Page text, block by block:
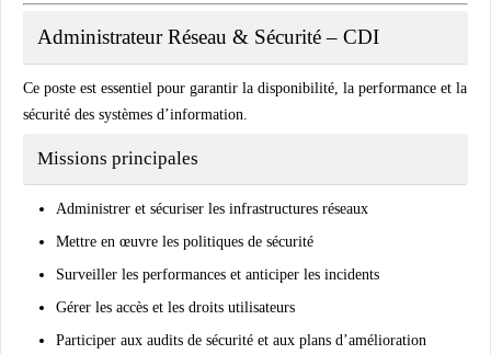
Administrateur Réseau & Sécurité – CDI
Ce poste est essentiel pour garantir la disponibilité, la performance et la
sécurité des systèmes d’information.
Missions principales
Administrer et sécuriser les infrastructures réseaux
Mettre en œuvre les politiques de sécurité
Surveiller les performances et anticiper les incidents
Gérer les accès et les droits utilisateurs
Participer aux audits de sécurité et aux plans d’amélioration